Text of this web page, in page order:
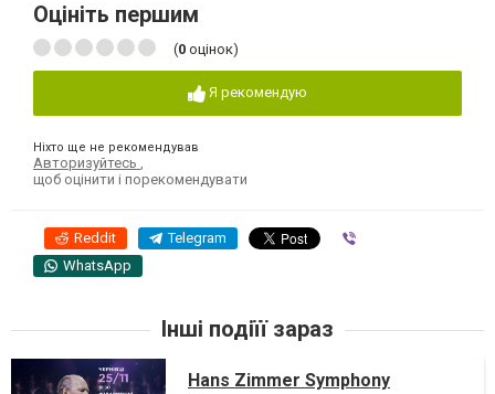
Оцініть першим
(0 оцінок)
Я рекомендую
Ніхто ще не рекомендував
Авторизуйтесь
щоб оцінити і порекомендувати
Reddit Telegram
WhatsApp
Інші подіїї зараз
Hans Zimmer Symphony